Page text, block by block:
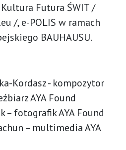
Futura ŚWIT /
/, e-POLIS w ramach
BAUHAUSU.
Kordasz - kompozytor
AYA Found
– fotografik AYA Found
– multimedia AYA